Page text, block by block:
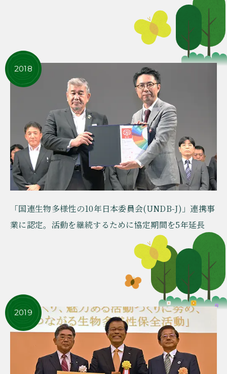
2018
「国連生物多様性の10年日本委員会(UNDB-J)」連携事
業に認定。活動を継続するために協定期間を5年延長
2019